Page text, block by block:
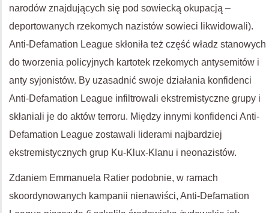
narodów znajdujących się pod sowiecką okupacją –
deportowanych rzekomych nazistów sowieci likwidowali).
Anti-Defamation League skłoniła też część władz stanowych
do tworzenia policyjnych kartotek rzekomych antysemitów i
anty syjonistów. By uzasadnić swoje działania konfidenci
Anti-Defamation League infiltrowali ekstremistyczne grupy i
skłaniali je do aktów terroru. Między innymi konfidenci Anti-
Defamation League zostawali liderami najbardziej
ekstremistycznych grup Ku-Klux-Klanu i neonazistów.
Zdaniem Emmanuela Ratier podobnie, w ramach
skoordynowanych kampanii nienawiści, Anti-Defamation